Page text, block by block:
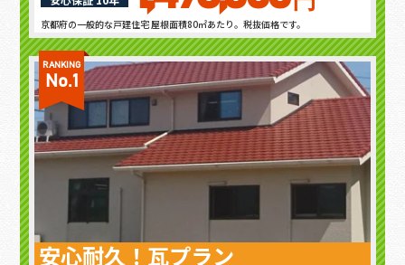
京都府の一般的な戸建住宅 屋根面積80㎡あたり。税抜価格です。
安心耐久！瓦プラン
RANKING
No.1